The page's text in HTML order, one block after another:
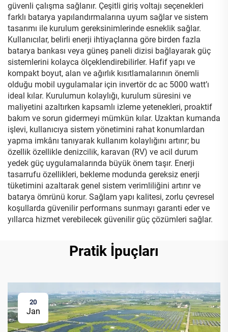
güvenli çalışma sağlanır. Çeşitli giriş voltajı seçenekleri
farklı batarya yapılandırmalarına uyum sağlar ve sistem
tasarımı ile kurulum gereksinimlerinde esneklik sağlar.
Kullanıcılar, belirli enerji ihtiyaçlarına göre birden fazla
batarya bankası veya güneş paneli dizisi bağlayarak güç
sistemlerini kolayca ölçeklendirebilirler. Hafif yapı ve
kompakt boyut, alan ve ağırlık kısıtlamalarının önemli
olduğu mobil uygulamalar için invertör dc ac 5000 watt’ı
ideal kılar. Kurulumun kolaylığı, kurulum süresini ve
maliyetini azaltırken kapsamlı izleme yetenekleri, proaktif
bakım ve sorun gidermeyi mümkün kılar. Uzaktan kumanda
işlevi, kullanıcıya sistem yönetimini rahat konumlardan
yapma imkânı tanıyarak kullanım kolaylığını artırır; bu
özellik özellikle denizcilik, karavan (RV) ve acil durum
yedek güç uygulamalarında büyük önem taşır. Enerji
tasarrufu özellikleri, bekleme modunda gereksiz enerji
tüketimini azaltarak genel sistem verimliliğini artırır ve
batarya ömrünü korur. Sağlam yapı kalitesi, zorlu çevresel
koşullarda güvenilir performans sunmayı garanti eder ve
yıllarca hizmet verebilecek güvenilir güç çözümleri sağlar.
Pratik İpuçları
20
Jan